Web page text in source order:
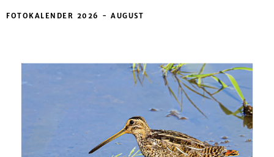
FOTOKALENDER 2026 - AUGUST